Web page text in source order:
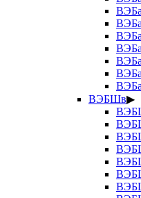
ВЭБШв▶